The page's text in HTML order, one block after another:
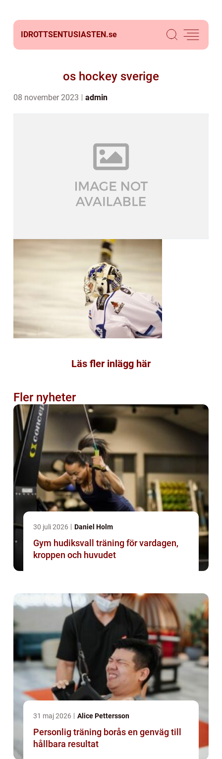
IDROTTSENTUSIASTEN.se
os hockey sverige
08 november 2023 admin
Läs fler inlägg här
Fler nyheter
30 juli 2026 Daniel Holm
Gym hudiksvall träning för vardagen,
kroppen och huvudet
31 maj 2026 Alice Pettersson
Personlig träning borås en genväg till
hållbara resultat